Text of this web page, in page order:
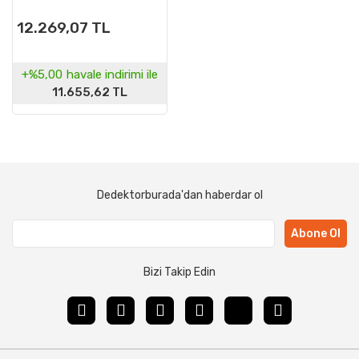
12.269,07 TL
+%5,00 havale indirimi ile
11.655,62 TL
Dedektorburada'dan haberdar ol
Abone Ol
Bizi Takip Edin